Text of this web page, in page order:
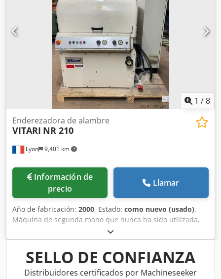
1 /8
Lyon 9,401 km
Enderezadora de alambre
VITARI NR 210
Información de
precio
Llamar
Año de fabricación: 2000, Estado: como nuevo (usado),
Máquina de segunda mano que nunca ha sido utilizada,
año de fabricación: 2000. Solo está disponible la parte de
enderezamiento de la máquina; por lo tanto, no incluye el
sistema de corte ni la mesa de recepción de las piezas
cortadas (este último puede adquirirse al fabricante:
Vitari). Capacidad máxima: 4,0 mm. Dcjdpfx Ageim Itteuok
SELLO DE CONFIANZA
Distribuidores certificados por Machineseeker